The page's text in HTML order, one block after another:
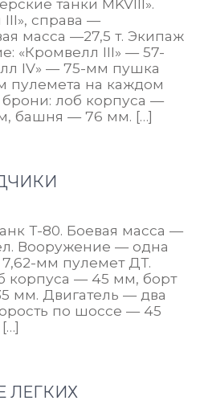
танки MKVIII».
справа —
масса —27,5 т. Экипаж
«Кромвелл III» — 57-
IV» — 75-мм пушка
пулемета на каждом
лоб корпуса —
башня — 76 мм. […]
Т-80. Боевая масса —
Вооружение — одна
мм пулемет ДТ.
корпуса — 45 мм, борт
мм. Двигатель — два
по шоссе — 45
ЛЕГКИХ